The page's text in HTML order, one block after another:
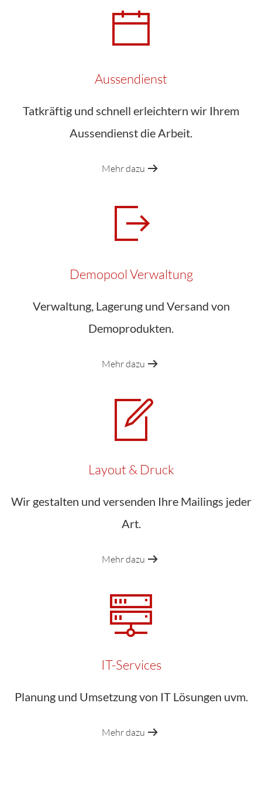
Aussendienst
Tatkräftig und schnell erleichtern wir Ihrem
Aussendienst die Arbeit.
Mehr dazu
Demopool Verwaltung
Verwaltung, Lagerung und Versand von
Demoprodukten.
Mehr dazu
Layout & Druck
Wir gestalten und versenden Ihre Mailings jeder
Art.
Mehr dazu
IT-Services
Planung und Umsetzung von IT Lösungen uvm.
Mehr dazu